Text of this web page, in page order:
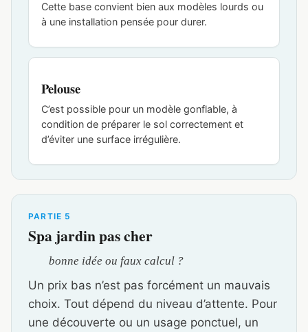
Cette base convient bien aux modèles lourds ou
à une installation pensée pour durer.
Pelouse
C’est possible pour un modèle gonflable, à
condition de préparer le sol correctement et
d’éviter une surface irrégulière.
PARTIE 5
Spa jardin pas cher
bonne idée ou faux calcul ?
Un prix bas n’est pas forcément un mauvais
choix. Tout dépend du niveau d’attente. Pour
une découverte ou un usage ponctuel, un